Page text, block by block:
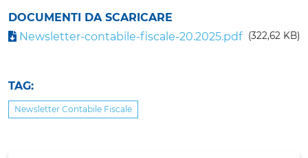
DOCUMENTI DA SCARICARE
Newsletter-contabile-fiscale-20.2025.pdf
(322,62 KB)
TAG:
Newsletter Contabile Fiscale